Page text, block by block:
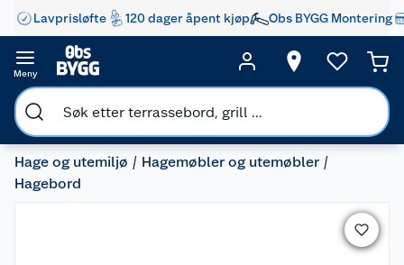
Lavprisløfte 120 dager åpent kjøp Obs BYGG Montering
Meny
Hage og utemiljø
Hagemøbler og utemøbler
Hagebord